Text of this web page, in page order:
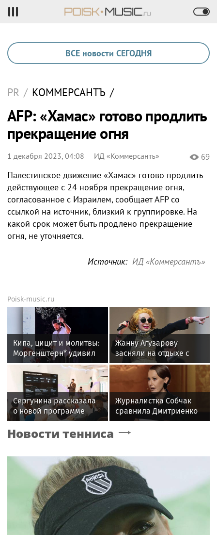
ВСЕ новости СЕГОДНЯ
PR / КОММЕРСАНТЪ /
AFP: «Хамас» готово продлить
прекращение огня
1 декабря 2023, 04:08 ИД «Коммерсантъ» 69
Палестинское движение «Хамас» готово продлить
действующее с 24 ноября прекращение огня,
согласованное с Израилем, сообщает AFP со
ссылкой на источник, близкий к группировке. На
какой срок может быть продлено прекращение
огня, не уточняется.
Источник: ИД «Коммерсантъ»
Poisk-music.ru
Кипа, цицит и молитвы:
Моргенштерн* удивил
публику новым
образом и
репертуаром
Жанну Агузарову
засняли на отдыхе с
22‑летним другом
Сергунина рассказала
о новой программе
Москвы для российских
инноваторов
Журналистка Собчак
сравнила Дмитриенко
и Крида, назвав их
дуэль исторической
Новости тенниса